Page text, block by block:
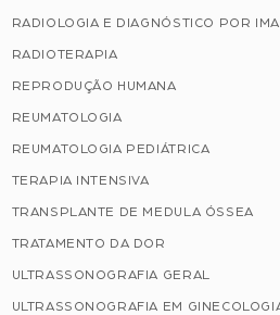
RADIOLOGIA E DIAGNÓSTICO POR
RADIOTERAPIA
REPRODUÇÃO HUMANA
REUMATOLOGIA
REUMATOLOGIA PEDIÁTRICA
TERAPIA INTENSIVA
TRANSPLANTE DE MEDULA ÓSSEA
TRATAMENTO DA DOR
ULTRASSONOGRAFIA GERAL
ULTRASSONOGRAFIA EM